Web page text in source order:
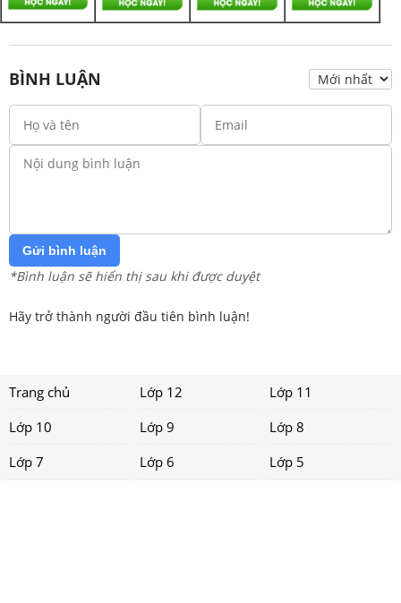
BÌNH LUẬN
Gửi bình luận
*Bình luận sẽ hiển thị sau khi được duyệt
Hãy trở thành người đầu tiên bình luận!
Trang chủ Lớp 12
Lớp 11
Lớp 10
Lớp 9
Lớp 8
Lớp 7
Lớp 6
Lớp 5